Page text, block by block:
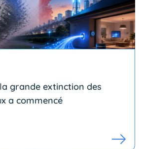
la grande extinction des
a commencé